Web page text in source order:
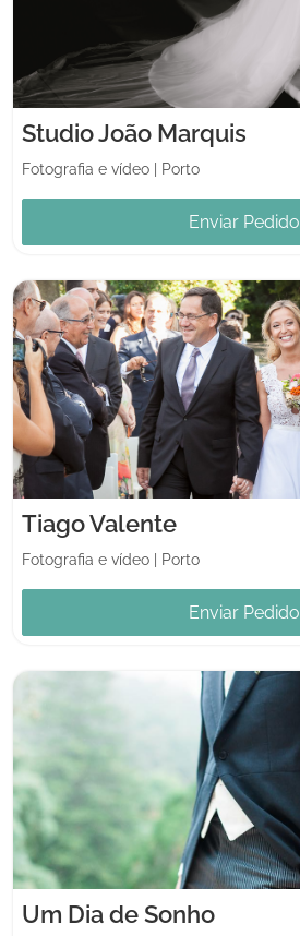
Studio João Marquis
Fotografia e vídeo Porto
Enviar Pedido
Tiago Valente
Fotografia e vídeo Porto
Enviar Pedido
Um Dia de Sonho